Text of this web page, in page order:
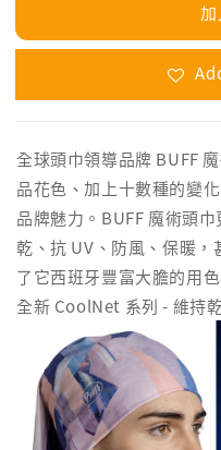
全球頭巾領導品牌 BUFF
品花色、加上十數種的變
品牌魅力。BUFF 魔術頭
乾、抗 UV、防風、保暖
了它西班牙豐富大膽的用
全新 CoolNet 系列 - 維持